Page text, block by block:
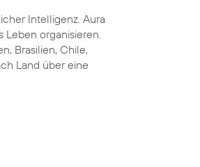
Intelligenz. Aura
Leben organisieren.
Brasilien, Chile,
Land über eine